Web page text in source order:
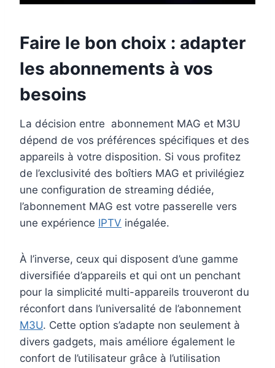
Faire le bon choix : adapter
les abonnements à vos
besoins
La décision entre abonnement MAG et M3U
dépend de vos préférences spécifiques et des
appareils à votre disposition. Si vous profitez
de l’exclusivité des boîtiers MAG et privilégiez
une configuration de streaming dédiée,
l’abonnement MAG est votre passerelle vers
une expérience IPTV inégalée.
À l’inverse, ceux qui disposent d’une gamme
diversifiée d’appareils et qui ont un penchant
pour la simplicité multi-appareils trouveront du
réconfort dans l’universalité de l’abonnement
M3U. Cette option s’adapte non seulement à
divers gadgets, mais améliore également le
confort de l’utilisateur grâce à l’utilisation